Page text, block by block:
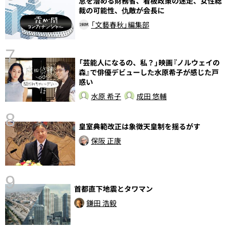
裁の可能性、仇敵が会長に
「文藝春秋」編集部
7
「芸能人になるの、私？」映画『ノルウェイの
森』で俳優デビューした水原希子が感じた戸
惑い
水原 希子
成田 悠輔
8
皇室典範改正は象徴天皇制を揺るがす
保阪 正康
9
首都直下地震とタワマン
鎌田 浩毅